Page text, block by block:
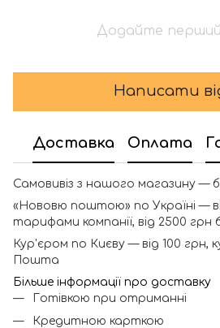
Додайте перший
Написати
Доставка Оплата
Самовивіз з нашого магазину —
«Нововю поштою» по Україні —
тарифами компанії, від 2500 грн
Кур'єром по Києву — від 100 грн,
Пошта
Більше інформації про доставку
Готівкою при отриманні
Кредитною карткою